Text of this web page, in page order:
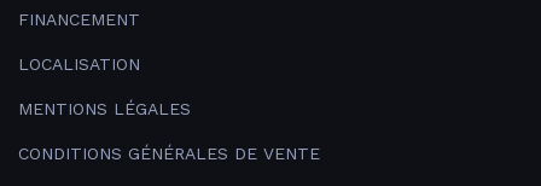
FINANCEMENT
LOCALISATION
MENTIONS LÉGALES
CONDITIONS GÉNÉRALES DE VENTE